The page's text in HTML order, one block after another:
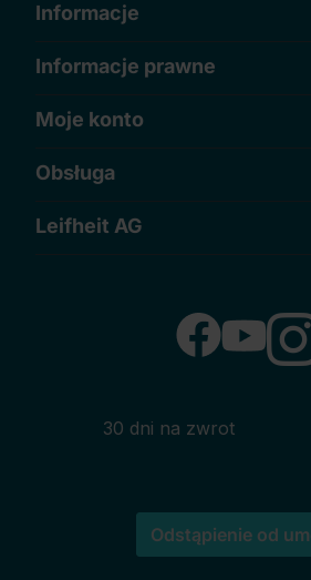
Informacje
Informacje prawne
Moje konto
Obsługa
Leifheit AG
30 dni na zwrot
Odstąpienie od